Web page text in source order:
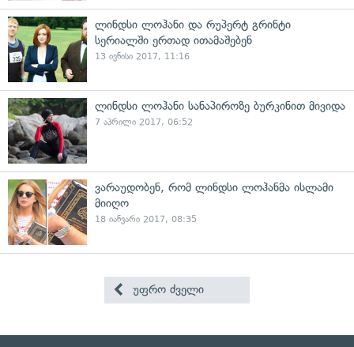
ლინდსი ლოჰანი და რუპერტ გრინტი
სერიალში ერთად ითამაშებენ
13 ივნისი 2017, 11:16
ლინდსი ლოჰანი სანაპიროზე ბურკინით მივიდა
7 აპრილი 2017, 06:52
ვარაუდობენ, რომ ლინდსი ლოჰანმა ისლამი
მიიღო
18 იანვარი 2017, 08:35
უფრო ძველი